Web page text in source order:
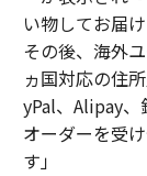
い物してお届
その後、海外
ヵ国対応の住
yPal、Alipay、
オーダーを受
す」